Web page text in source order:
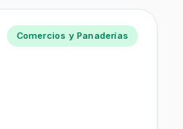
Comercios y Panaderías